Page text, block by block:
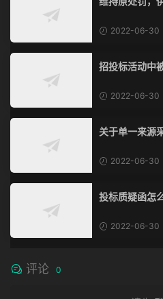
2022-06-30
招投标活动中
2022-06-30
关于单一来源
2022-06-30
投标质疑函怎
2022-06-30
评论 0